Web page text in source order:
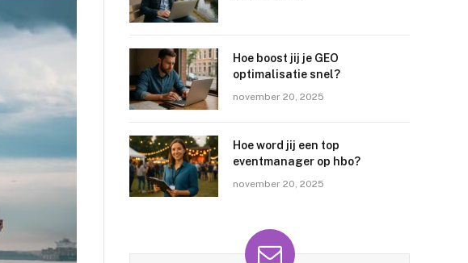
Hoe boost jij je GEO
optimalisatie snel?
november 20, 2025
Hoe word jij een top
eventmanager op hbo?
november 20, 2025